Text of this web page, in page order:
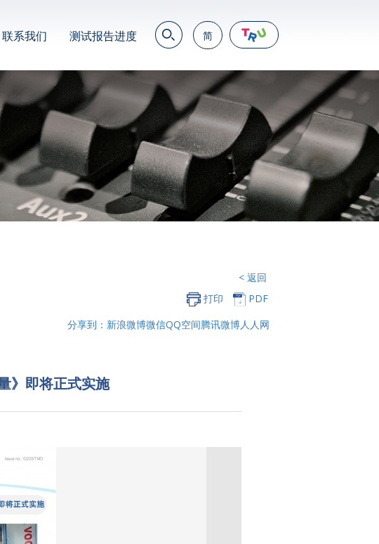
简
繁
简
JP
DE
联系我们 测试报告进度
< 返回
打印
PDF
分享到： 新浪微博微信QQ空间腾讯微博人人网
》即将正式实施